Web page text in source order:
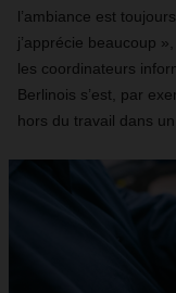
l’ambiance est
j’apprécie beaucoup
les coordinateurs
Berlinois s’est, par
hors du travail dans